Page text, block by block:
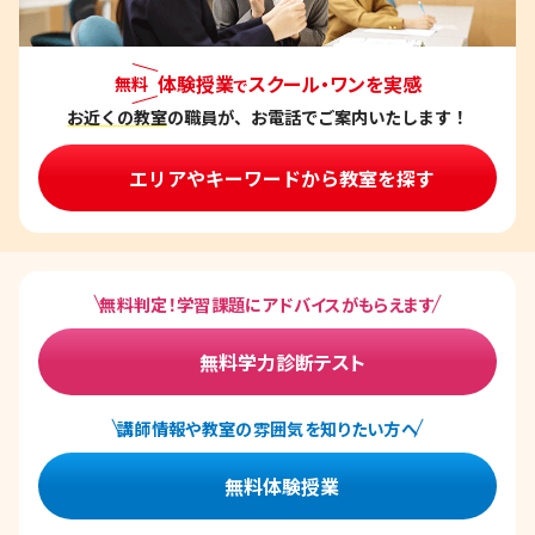
無料 体験授業でスクール・ワンを実感
お近くの教室の職員が、お電話でご案内いたします！
エリアやキーワードから教室を探す
無料判定！学習課題にアドバイスがもらえます
無料学力診断テスト
講師情報や教室の雰囲気を知りたい方へ
無料体験授業